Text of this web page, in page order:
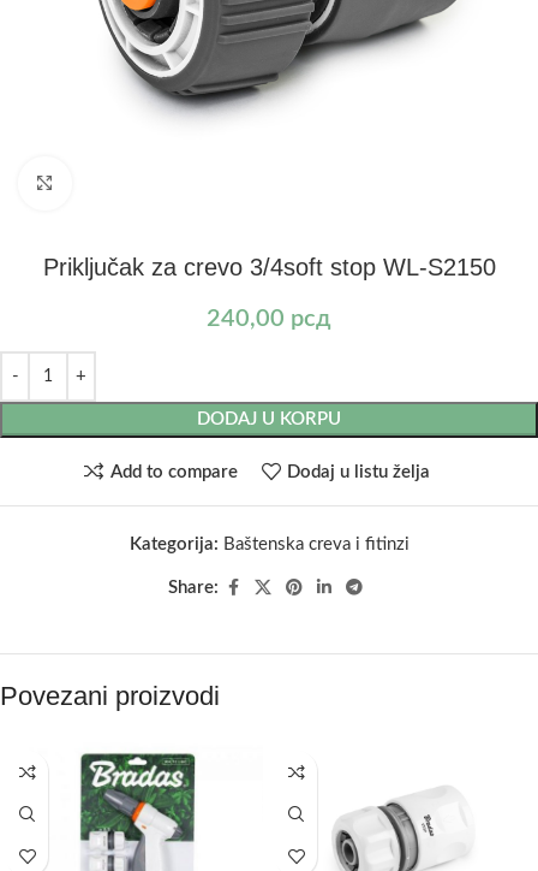
Priključak za crevo 3/4soft stop WL-S2150
240,00 рсд
DODAJ U KORPU
Add to compare Dodaj u listu želja
Kategorija: Baštenska creva i fitinzi
Share:
Povezani proizvodi